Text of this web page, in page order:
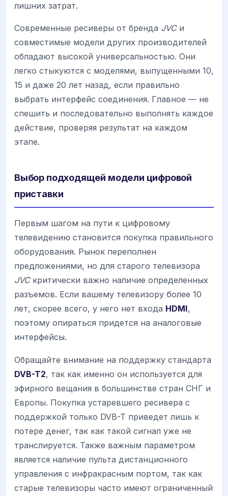
лишних затрат.
Современные ресиверы от бренда JVCи
совместимые модели других производителей
обладают высокой универсальностью. Они
легко стыкуются с моделями, выпущенными 10,
15 и даже 20 лет назад, если правильно
выбрать интерфейс соединения. Главное — не
спешить и последовательно выполнять каждое
действие, проверяя результат на каждом
этапе.
Выбор подходящей модели цифровой
приставки
Первым шагом на пути к цифровому
телевидению становится покупка правильного
оборудования. Рынок переполнен
предложениями, но для старого телевизора
JVCкритически важно наличие определенных
разъемов. Если вашему телевизору более 10
лет, скорее всего, у него нет входа HDMI,
поэтому опираться придется на аналоговые
интерфейсы.
Обращайте внимание на поддержку стандарта
DVB-T2, так как именно он используется для
эфирного вещания в большинстве стран СНГ и
Европы. Покупка устаревшего ресивера с
поддержкой только DVB-T приведет лишь к
потере денег, так как такой сигнал уже не
транслируется. Также важным параметром
является наличие пульта дистанционного
управления с инфракрасным портом, так как
старые телевизоры часто имеют ограниченный